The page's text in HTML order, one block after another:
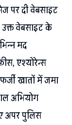
पर दी वेबसाइट
उक्त वेबसाइट के
मद
एश्योरेन्स
खातों में जमा
अभियोग
अपर पुलिस